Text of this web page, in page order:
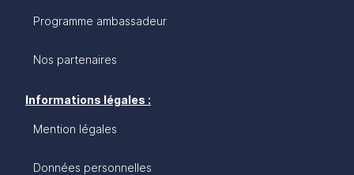
Programme ambassadeur
Nos partenaires
Informations légales :
Mention légales
Données personnelles